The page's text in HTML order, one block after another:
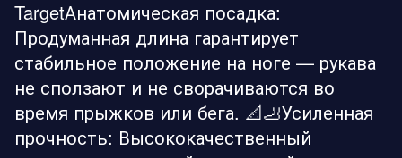
TargetАнатомическая посадка:
Продуманная длина гарантирует
стабильное положение на ноге — рукава
не сползают и не сворачиваются во
время прыжков или бега. 📐🦶Усиленная
прочность: Высококачественный